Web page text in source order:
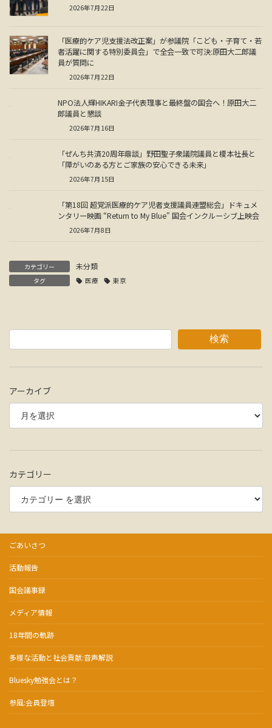
2026年7月22日
「医療的ケア児支援法改正案」が参議院「こども・子育て・若
者活躍に関する特別委員会」で全会一致で可決:原田大二郎議
員が質問に
2026年7月22日
NPO法人輝HIKARI金子代表理事と最終盤の国会へ！原田大二
郎議員と懇談
2026年7月16日
「ぜんち共済20周年鼎談」野田聖子衆議院議員と榎本社長と
「障がいのある方とご家族の安心できる未来」
2026年7月15日
「第18回 超党派医療的ケア児者支援議員連盟総会」ドキュメ
ンタリー映画 “Return to My Blue" 国会インクルーシブ上映会
2026年7月8日
カテゴリー 未分類
タグ 医療 東京
検索
アーカイブ
カテゴリー
ごあいさつ
活動報告
国会議事録
メディア情報
18年間の軌跡
多様な活動と社会貢献:音声解説
Bluesky勉強会とは？
参風:会員登壇